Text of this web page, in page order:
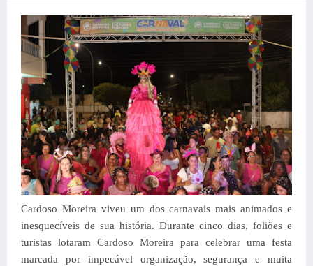
Cardoso Moreira viveu um dos carnavais mais animados e
inesquecíveis de sua história. Durante cinco dias, foliões e
turistas lotaram Cardoso Moreira para celebrar uma festa
marcada por impecável organização, segurança e muita